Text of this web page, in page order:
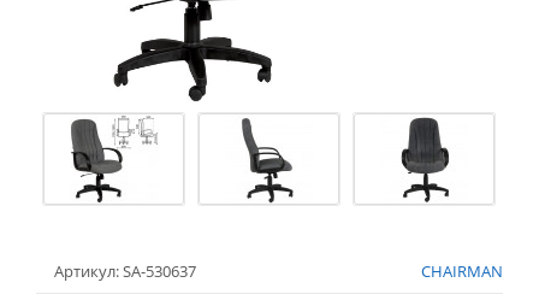
Артикул: SA-530637 CHAIRMAN